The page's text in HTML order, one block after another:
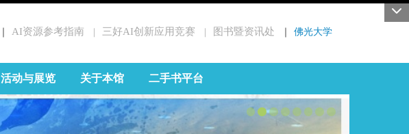
｜ AI资源参考指南 三好AI创新应用竞赛 图书暨资讯处 ｜ 佛光大学
活动与展览 关于本馆 二手书平台